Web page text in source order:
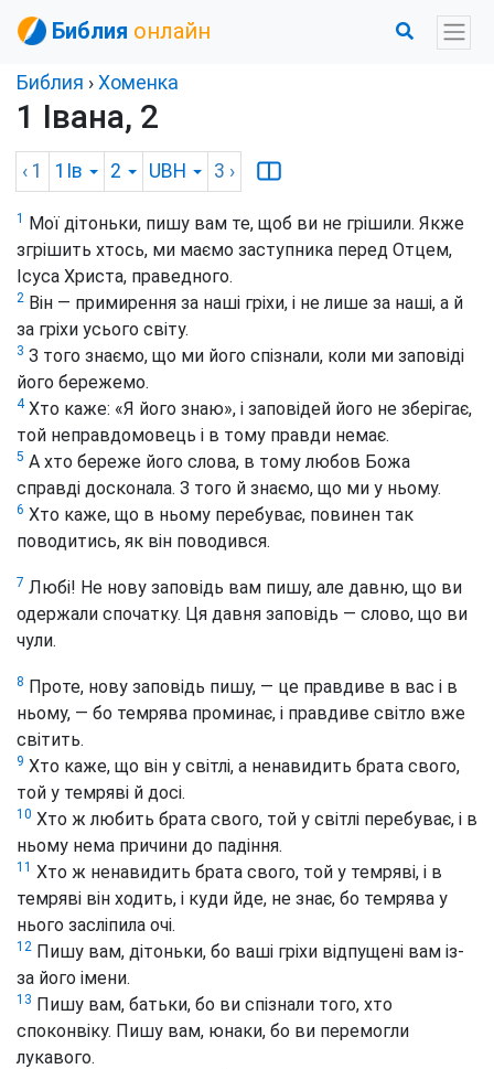
Библия онлайн
Библия › Хоменка
1 Івана, 2
‹ 1 1Ів 2 UBH 3 ›
1
Мої дітоньки, пишу вам те, щоб ви не грішили. Якже
згрішить хтось, ми маємо заступника перед Отцем,
Ісуса Христа, праведного.
2 Він — примирення за наші гріхи, і не лише за наші, а й
за гріхи усього світу.
3 З того знаємо, що ми його спізнали, коли ми заповіді
його бережемо.
4Хто каже: «Я його знаю», і заповідей його не зберігає,
той неправдомовець і в тому правди немає.
5 А хто береже його слова, в тому любов Божа
справді досконала. З того й знаємо, що ми у ньому.
6 Хто каже, що в ньому перебуває, повинен так
поводитись, як він поводився.
7 Любі! Не нову заповідь вам пишу, але давню, що ви
одержали спочатку. Ця давня заповідь — слово, що ви
чули.
8 Проте, нову заповідь пишу, — це правдиве в вас і в
ньому, — бо темрява проминає, і правдиве світло вже
світить.
9 Хто каже, що він у світлі, а ненавидить брата свого,
той у темряві й досі.
10 Хто ж любить брата свого, той у світлі перебуває, і в
ньому нема причини до падіння.
11 Хто ж ненавидить брата свого, той у темряві, і в
темряві він ходить, і куди йде, не знає, бо темрява у
нього засліпила очі.
12 Пишу вам, дітоньки, бо ваші гріхи відпущені вам із-
за його імени.
13 Пишу вам, батьки, бо ви спізнали того, хто
споконвіку. Пишу вам, юнаки, бо ви перемогли
лукавого.